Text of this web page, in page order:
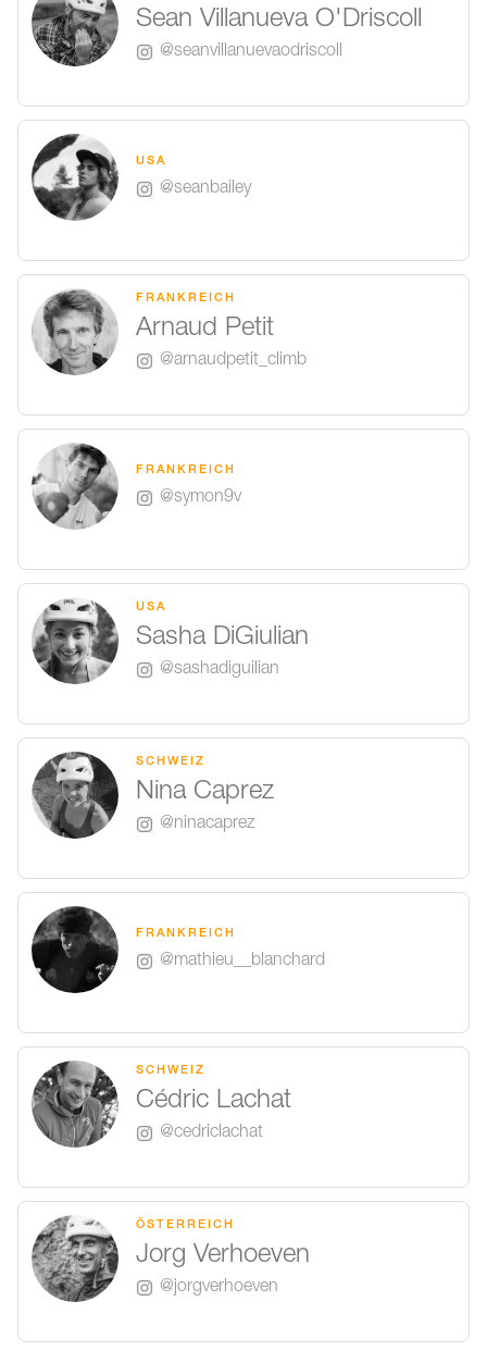
Sean Villanueva O'Driscoll
@seanvillanuevaodriscoll
USA
@seanbailey
FRANKREICH
Arnaud Petit
@arnaudpetit_climb
FRANKREICH
@symon9v
USA
Sasha DiGiulian
@sashadiguilian
SCHWEIZ
Nina Caprez
@ninacaprez
FRANKREICH
@mathieu__blanchard
SCHWEIZ
Cédric Lachat
@cedriclachat
ÖSTERREICH
Jorg Verhoeven
@jorgverhoeven